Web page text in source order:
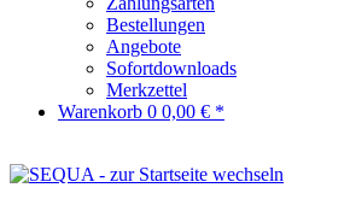
Bestellungen
Angebote
Sofortdownloads
Merkzettel
Warenkorb 0 0,00 € *